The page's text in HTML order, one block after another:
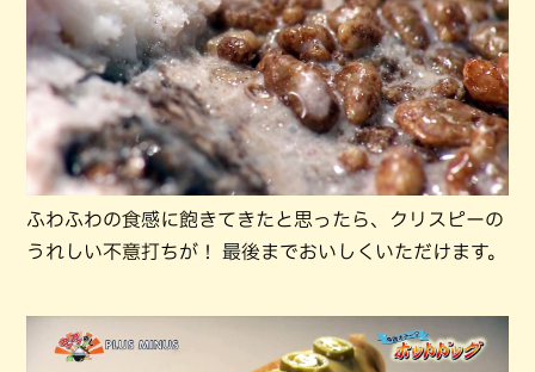
ふわふわの食感に飽きてきたと思ったら、クリスピーの
うれしい不意打ちが！ 最後までおいしくいただけます。